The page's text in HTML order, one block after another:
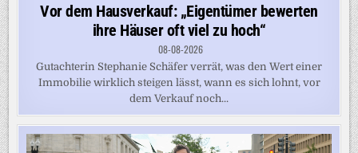
Vor dem Hausverkauf: „Eigentümer bewerten
ihre Häuser oft viel zu hoch“
08-08-2026
Gutachterin Stephanie Schäfer verrät, was den Wert einer
Immobilie wirklich steigen lässt, wann es sich lohnt, vor
dem Verkauf noch...